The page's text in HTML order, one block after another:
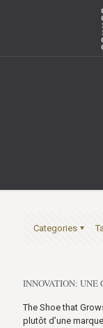
Categories
INNOVATION: UNE
The Shoe that
plutôt d’une